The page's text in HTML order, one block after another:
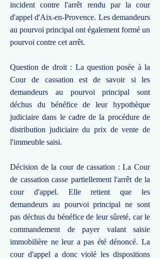
incident contre l'arrêt rendu par la cour
d'appel d'Aix-en-Provence. Les demandeurs
au pourvoi principal ont également formé un
pourvoi contre cet arrêt.
Question de droit : La question posée à la
Cour de cassation est de savoir si les
demandeurs au pourvoi principal sont
déchus du bénéfice de leur hypothèque
judiciaire dans le cadre de la procédure de
distribution judiciaire du prix de vente de
l'immeuble saisi.
Décision de la cour de cassation : La Cour
de cassation casse partiellement l'arrêt de la
cour d'appel. Elle retient que les
demandeurs au pourvoi principal ne sont
pas déchus du bénéfice de leur sûreté, car le
commandement de payer valant saisie
immobilière ne leur a pas été dénoncé. La
cour d'appel a donc violé les dispositions